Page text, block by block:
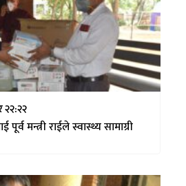
पूर्व मन्त्री राईले स्वास्थ्य सामाग्री